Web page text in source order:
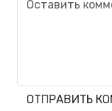
ОТПРАВИТЬ